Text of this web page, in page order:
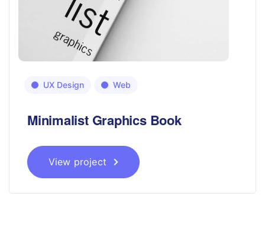
UX Design Web
Minimalist Graphics Book
View project